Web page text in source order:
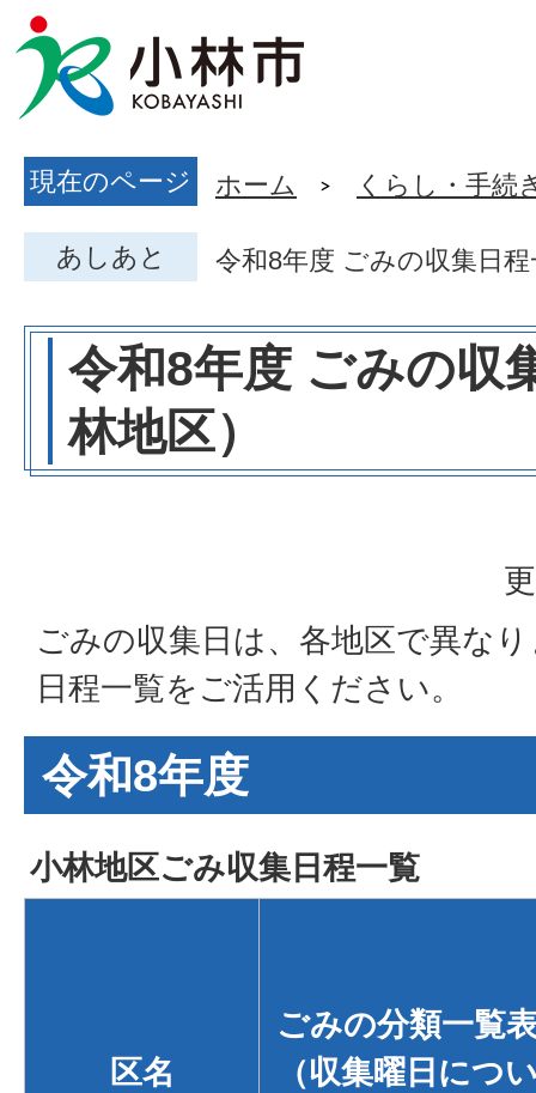
現在のページ ホーム くらし・手続
あしあと 令和8年度 ごみの収集日
令和8年度 ごみの収
林地区）
ごみの収集日は、各地区で異な
日程一覧をご活用ください。
令和8年度
小林地区ごみ収集日程一覧
区名
ごみの分類一覧
（収集曜日につ